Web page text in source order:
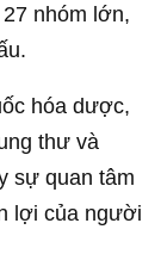
nhóm lớn,
hóa dược,
thư và
sự quan tâm
lợi của người